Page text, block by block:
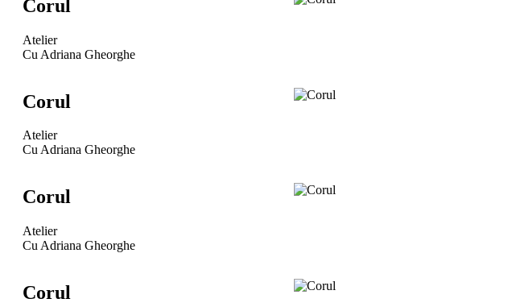
Corul
Atelier
Cu Adriana Gheorghe
Corul
Atelier
Cu Adriana Gheorghe
Corul
Atelier
Cu Adriana Gheorghe
Corul